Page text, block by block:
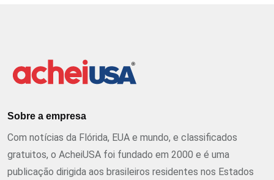
Sobre a empresa
Com notícias da Flórida, EUA e mundo, e classificados
gratuitos, o AcheiUSA foi fundado em 2000 e é uma
publicação dirigida aos brasileiros residentes nos Estados